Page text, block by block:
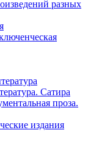
разных
Сатира
проза.
издания